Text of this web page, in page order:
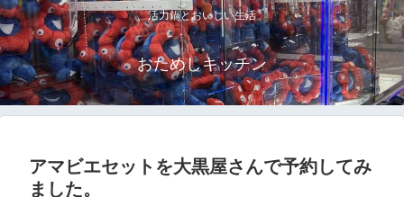
活力鍋とおいしい生活
おためしキッチン
アマビエセットを大黒屋さんで予約してみ
ました。